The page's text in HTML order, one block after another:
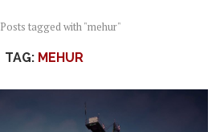
Posts tagged with "mehur"
TAG: MEHUR